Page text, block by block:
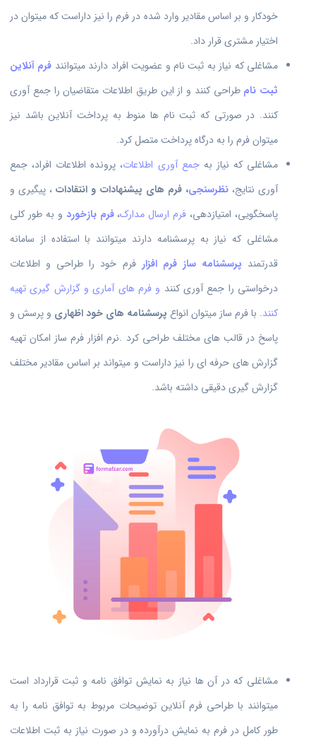
خودکار و بر اساس مقادیر وارد شده در فرم را نیز داراست که میتوان در
اختیار مشتری قرار داد.
مشاغلی که نیاز به ثبت نام و عضویت افراد دارند میتوانند فرم آنلاین
ثبت نام طراحی کنند و از این طریق اطلاعات متقاضیان را جمع آوری
کنند. در صورتی که ثبت نام ها منوط به پرداخت آنلاین باشد نیز
میتوان فرم را به درگاه پرداخت متصل کرد.
مشاغلی که نیاز بهجمع آوری اطلاعات، پرونده اطلاعات افراد، جمع
آوری نتایج،نظرسنجی، فرم های پیشنهادات و انتقادات ، پیگیری و
پاسخگویی، امتیازدهی، فرم ارسال مدارک،فرم بازخورد و به طور کلی
مشاغلی که نیاز به پرسشنامه دارند میتوانند با استفاده از سامانه
قدرتمند پرسشنامه ساز فرم افزار فرم خود را طراحی و اطلاعات
درخواستی را جمع آوری کنند و فرم های آماری و گزارش گیری تهیه
کنند. با فرم ساز میتوان انواع پرسشنامه های خود اظهاری و پرسش و
پاسخ در قالب های مختلف طراحی کرد .نرم افزار فرم ساز امکان تهیه
گزارش های حرفه ای را نیز داراست و میتواند بر اساس مقادیر مختلف
گزارش گیری دقیقی داشته باشد.
مشاغلی که در آن ها نیاز به نمایش توافق نامه و ثبت قرارداد است
میتوانند با طراحی فرم آنلاین توضیحات مربوط به توافق نامه را به
طور کامل در فرم به نمایش درآورده و در صورت نیاز به ثبت اطلاعات